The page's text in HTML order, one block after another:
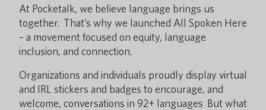
At Pocketalk, we believe language brings us
together. That’s why we launched All Spoken Here
– a movement focused on equity, language
inclusion, and connection.
Organizations and individuals proudly display virtual
and IRL stickers and badges to encourage, and
welcome, conversations in 92+ languages But what